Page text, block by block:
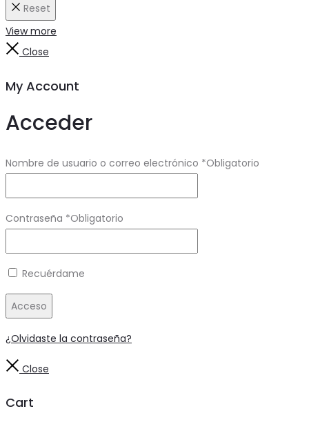
Reset
View more
Close
My Account
Acceder
Nombre de usuario o correo electrónico *Obligatorio
Contraseña *Obligatorio
Recuérdame
Acceso
¿Olvidaste la contraseña?
Close
Cart